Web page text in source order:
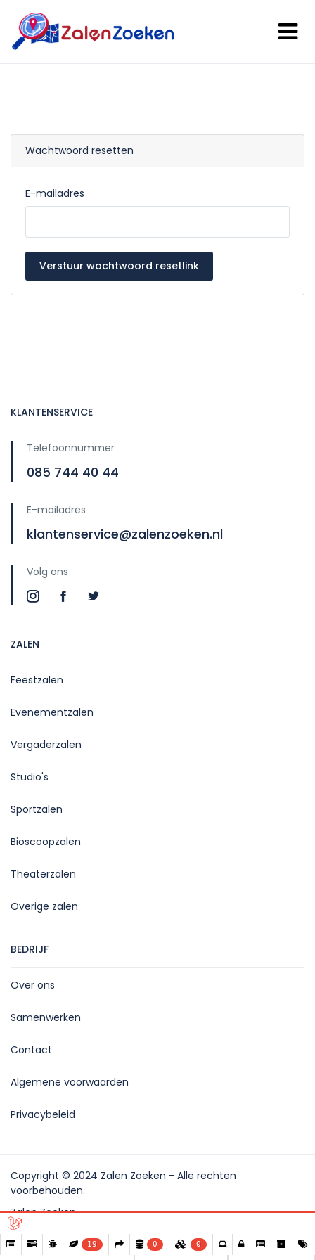
Wachtwoord resetten
E-mailadres
Verstuur wachtwoord resetlink
KLANTENSERVICE
Telefoonnummer
085 744 40 44
E-mailadres
klantenservice@zalenzoeken.nl
Volg ons
ZALEN
Feestzalen
Evenementzalen
Vergaderzalen
Studio's
Sportzalen
Bioscoopzalen
Theaterzalen
Overige zalen
BEDRIJF
Over ons
Samenwerken
Contact
Algemene voorwaarden
Privacybeleid
Copyright © 2024 Zalen Zoeken - Alle rechten
voorbehouden.
Zalen Zoeken
19 0 0